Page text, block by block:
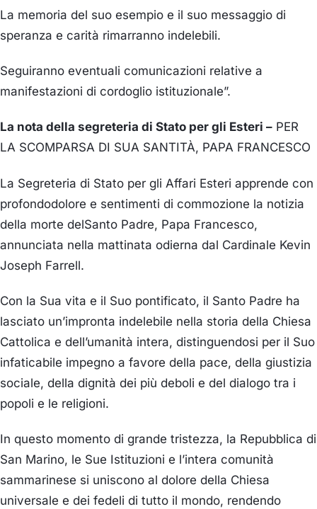
La memoria del suo esempio e il suo messaggio di
speranza e carità rimarranno indelebili.
Seguiranno eventuali comunicazioni relative a
manifestazioni di cordoglio istituzionale”.
La nota della segreteria di Stato per gli Esteri – PER
LA SCOMPARSA DI SUA SANTITÀ, PAPA FRANCESCO
La Segreteria di Stato per gli Affari Esteri apprende con
profondodolore e sentimenti di commozione la notizia
della morte delSanto Padre, Papa Francesco,
annunciata nella mattinata odierna dal Cardinale Kevin
Joseph Farrell.
Con la Sua vita e il Suo pontificato, il Santo Padre ha
lasciato un’impronta indelebile nella storia della Chiesa
Cattolica e dell’umanità intera, distinguendosi per il Suo
infaticabile impegno a favore della pace, della giustizia
sociale, della dignità dei più deboli e del dialogo tra i
popoli e le religioni.
In questo momento di grande tristezza, la Repubblica di
San Marino, le Sue Istituzioni e l’intera comunità
sammarinese si uniscono al dolore della Chiesa
universale e dei fedeli di tutto il mondo, rendendo